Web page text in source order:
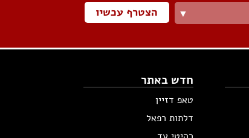
▼ הצטרף עכשיו
חדש באתר
טאפ דזיין
דלתות רפאל